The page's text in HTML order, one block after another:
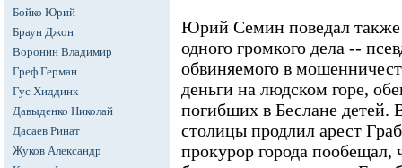
Бойко Юрий
Браун Джон
Воронин Владимир
Греф Герман
Гус Хиддинк
Давыденко Николай
Дасаев Ринат
Жуков Александр
Юрий Семин поведал также
одного громкого дела --
обвиняемого в
деньги на людском горе,
погибших в Беслане детей.
столицы продлил арест
прокурор города пообещал,